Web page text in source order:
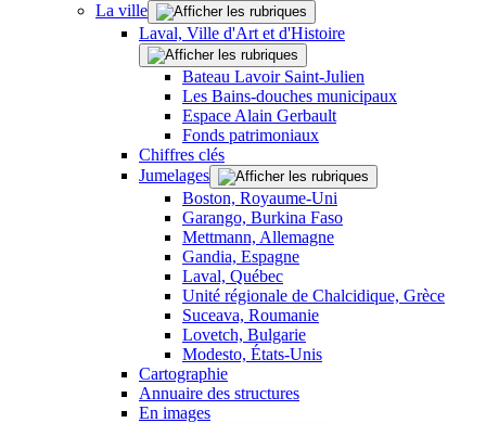
La ville
Laval, Ville d'Art et d'Histoire
Bateau Lavoir Saint-Julien
Les Bains-douches municipaux
Espace Alain Gerbault
Fonds patrimoniaux
Chiffres clés
Jumelages
Boston, Royaume-Uni
Garango, Burkina Faso
Mettmann, Allemagne
Gandia, Espagne
Laval, Québec
Unité régionale de Chalcidique, Grèce
Suceava, Roumanie
Lovetch, Bulgarie
Modesto, États-Unis
Cartographie
Annuaire des structures
En images